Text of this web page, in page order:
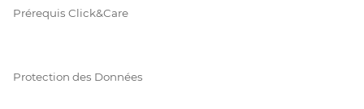
Prérequis Click&Care
Protection des Données